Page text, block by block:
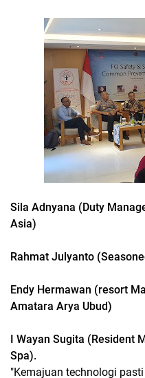
Sila Adnyana (Duty
Asia)
Rahmat Julyanto
Endy Hermawan (resort
Amatara Arya Ubud)
I Wayan Sugita (Resident
Spa).
"Kemajuan technologi